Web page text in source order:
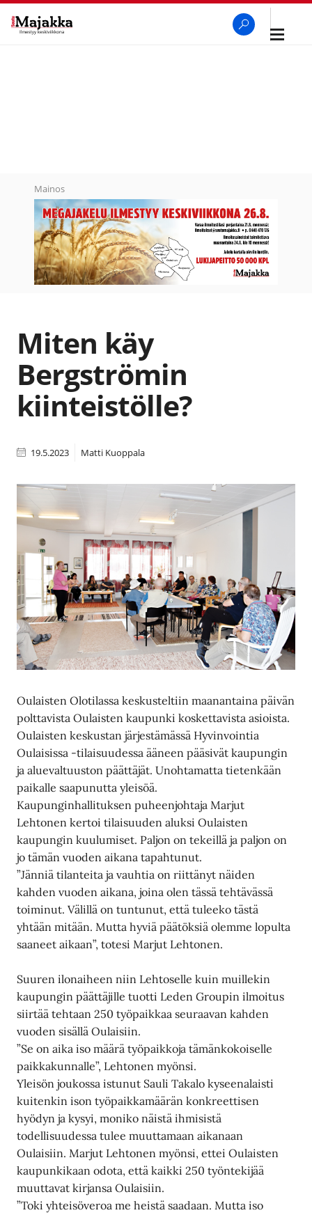
Avaa
Mainos
Miten käy
Bergströmin
kiinteistölle?
19.5.2023 Matti Kuoppala
Oulaisten Olotilassa keskusteltiin maanantaina päivän
polttavista Oulaisten kaupunki koskettavista asioista.
Oulaisten keskustan järjestämässä Hyvinvointia
Oulaisissa -tilaisuudessa ääneen pääsivät kaupungin
ja aluevaltuuston päättäjät. Unohtamatta tietenkään
paikalle saapunutta yleisöä.
Kaupunginhallituksen puheenjohtaja Marjut
Lehtonen kertoi tilaisuuden aluksi Oulaisten
kaupungin kuulumiset. Paljon on tekeillä ja paljon on
jo tämän vuoden aikana tapahtunut.
”Jänniä tilanteita ja vauhtia on riittänyt näiden
kahden vuoden aikana, joina olen tässä tehtävässä
toiminut. Välillä on tuntunut, että tuleeko tästä
yhtään mitään. Mutta hyviä päätöksiä olemme lopulta
saaneet aikaan”, totesi Marjut Lehtonen.
Suuren ilonaiheen niin Lehtoselle kuin muillekin
kaupungin päättäjille tuotti Leden Groupin ilmoitus
siirtää tehtaan 250 työpaikkaa seuraavan kahden
vuoden sisällä Oulaisiin.
”Se on aika iso määrä työpaikkoja tämänkokoiselle
paikkakunnalle”, Lehtonen myönsi.
Yleisön joukossa istunut Sauli Takalo kyseenalaisti
kuitenkin ison työpaikkamäärän konkreettisen
hyödyn ja kysyi, moniko näistä ihmisistä
todellisuudessa tulee muuttamaan aikanaan
Oulaisiin. Marjut Lehtonen myönsi, ettei Oulaisten
kaupunkikaan odota, että kaikki 250 työntekijää
muuttavat kirjansa Oulaisiin.
”Toki yhteisöveroa me heistä saadaan. Mutta iso